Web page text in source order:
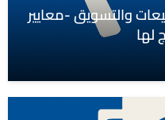
والتسويق -معايير
لها